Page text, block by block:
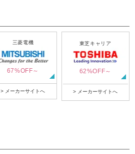
三菱電機
67%OFF～
> メーカーサイトへ
東芝キャリア
62%OFF～
> メーカーサイトへ